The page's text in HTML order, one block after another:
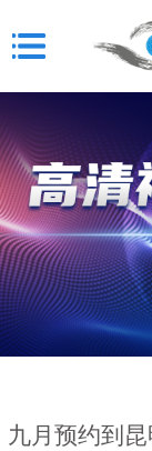
九月预约到